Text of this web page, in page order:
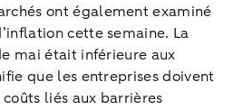
ont également examiné
cette semaine. La
mai était inférieure aux
que les entreprises doivent
liés aux barrières